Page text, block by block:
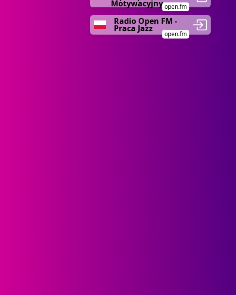
Motywacyjnyopen.fm
Radio Open FM -
Praca Jazz
open.fm